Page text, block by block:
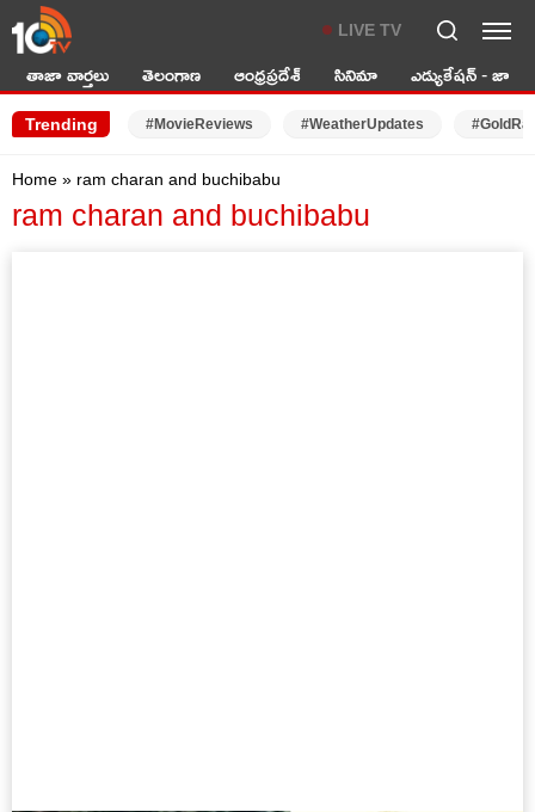
LIVE TV
తాజా వార్తలు తెలంగాణ ఆంధ్రప్రదేశ్ సినిమా ఎడ్యుకేషన్ - జాబ్స్
Trending #MovieReviews #WeatherUpdates
Home » ram charan and buchibabu
ram charan and buchibabu